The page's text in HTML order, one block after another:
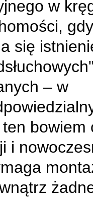
w
się
– w
bowiem
i